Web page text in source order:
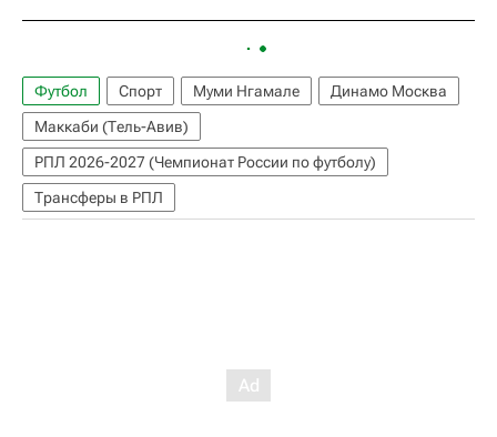
Футбол Спорт Муми Нгамале
Динамо Москва
Маккаби (Тель-Авив)
РПЛ 2026-2027 (Чемпионат России по футболу)
Трансферы в РПЛ